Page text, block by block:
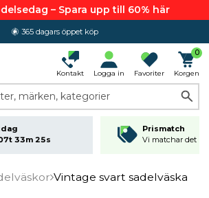
– Spara upp till 60% här
365 dagars öppet köp
Kontakt Logga in Favoriter
0
Korgen
märken, kategorier
33m 24s
Prismatch
Vi matchar det
Vintage svart sadelväska